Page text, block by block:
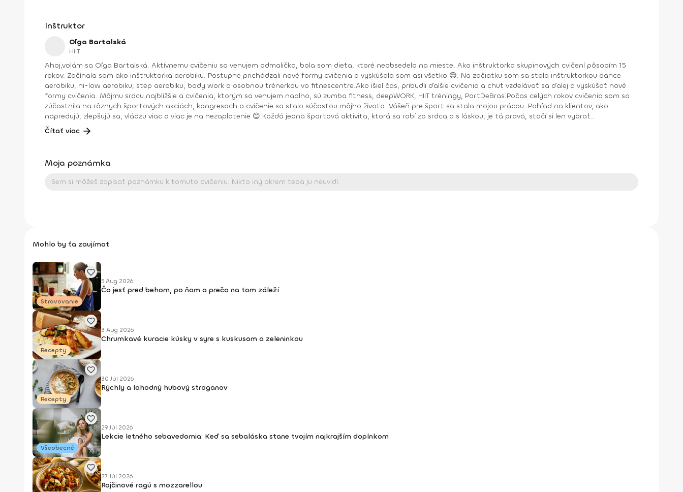
Inštruktor
Oľga Bartalská
HIIT
Ahoj,volám sa Oľga Bartalská. Aktívnemu cvičeniu sa venujem odmalička, bola som dieťa, ktoré neobsedelo na mieste. Ako inštruktorka skupinových cvičení pôsobím 15
rokov. Začínala som ako inštruktorka aerobiku. Postupne prichádzali nové formy cvičenia a vyskúšala som asi všetko 😊. Na začiatku som sa stala inštruktorkou dance
aerobiku, hi-low aerobiku, step aerobiku, body work a osobnou trénerkou vo fitnescentre.Ako išiel čas, pribudli ďalšie cvičenia a chuť vzdelávať sa ďalej a vyskúšať nové
formy cvičenia. Môjmu srdcu najbližšie a cvičenia, ktorým sa venujem naplno, sú zumba fitness, deepWORK, HIIT tréningy, PortDeBras.Počas celých rokov cvičenia som sa
zúčastnila na rôznych športových akciách, kongresoch a cvičenie sa stalo súčasťou môjho života. Vášeň pre šport sa stala mojou prácou. Pohľad na klientov, ako
napredujú, zlepšujú sa, vládzu viac a viac je na nezaplatenie 😊.Každá jedna športová aktivita, ktorá sa robí zo srdca a s láskou, je tá pravá, stačí si len vybrať
:).Dosiahnuté vzdelanie: IFFA licencia B, Dance aerobik, Hi-low aerobik,Funky aerobik, Step aerobik, Latino aerobik, Body Work FACE –Bosu ZUMBA FITNES – B1, B2, Zumba
Čítať viac
Moja poznámka
Mohlo by ťa zaujímať
Stravovanie
5 Aug 2026
Čo jesť pred behom, po ňom a prečo na tom záleží
Recepty
3 Aug 2026
Chrumkavé kuracie kúsky v syre s kuskusom a zeleninkou
Recepty
30 Júl 2026
Rýchly a lahodný hubový stroganov
Všeobecné
29 Júl 2026
Lekcie letného sebavedomia: Keď sa sebaláska stane tvojím najkrajším doplnkom
27 Júl 2026
Rajčinové ragú s mozzarellou